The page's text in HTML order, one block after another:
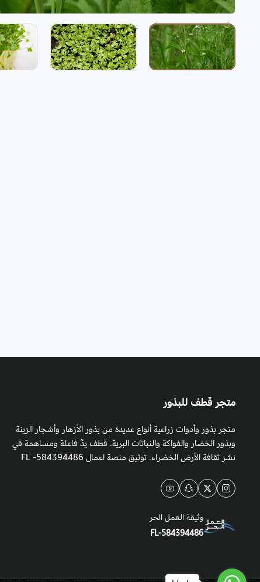
متجر قطف للبذور
متجر بذور وأدوات زراعية أنواع عديدة من بذور الأزهار وأشجار الزينة
وبذور الخضار والفواكة والنباتات البرية. قطف يدٌ فاعلة ومساهمة في
نشر ثقافة الأرض الخضراء. توثيق منصة اعمال 584394486- FL
وثيقة العمل الحر
FL-584394486